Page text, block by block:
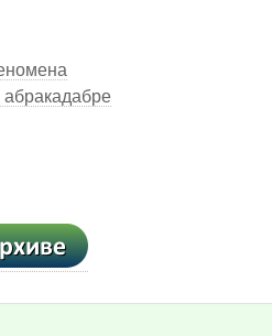
абракадабре